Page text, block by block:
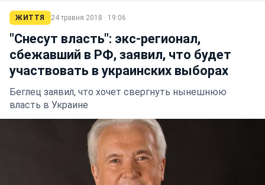
ЖИТТЯ 24 травня 2018 · 19:06
"Снесут власть": экс-регионал,
сбежавший в РФ, заявил, что будет
участвовать в украинских выборах
Беглец заявил, что хочет свергнуть нынешнюю
власть в Украине